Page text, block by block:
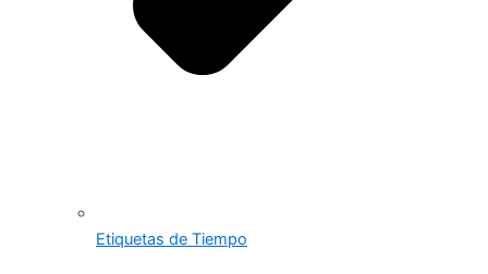
Etiquetas de Tiempo